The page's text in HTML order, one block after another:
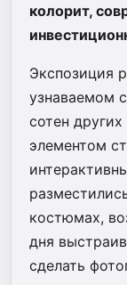
колорит,
Экспозиция
узнаваемом
сотен
элементом
костюмах,
дня
сделать